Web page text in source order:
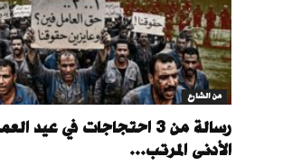
من الشارع
رسالة من 3 احتجاجات في عيد
الأدنى المرتب...